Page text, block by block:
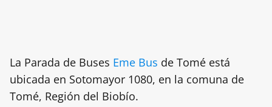
La Parada de Buses Eme Bus de Tomé está
ubicada en Sotomayor 1080, en la comuna de
Tomé, Región del Biobío.